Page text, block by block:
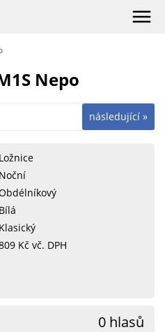
Nepo
následující »
Ložnice
Noční
Bílá
Klasický
Kč vč. DPH
0 hlasů